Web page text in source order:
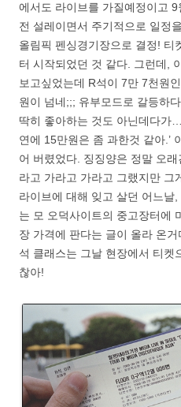
에서도 라이브를 가질예정이고
전 설레이면서 주기적으로 일정
올림픽 펜싱경기장으로 결정! 티
터 시작되었던 것 같다. 그런데,
보고싶었는데 R석이 7만 7천원
원이 넘네;;; 유부모드로 갈등하
딱히 좋아하는 것도 아닌데다가
연에 15만원은 좀 과한것 같아.’
어 버렸었다. 징징양은 정말 오
라고 가라고 가라고 그랬지만 그
라이브에 대해 잊고 살던 어느날
는 모 오덕사이트의 중고장터에
장 가격에 판다는 글이 올라 온
석 클래스는 그날 현장에서 티켓
찮아!